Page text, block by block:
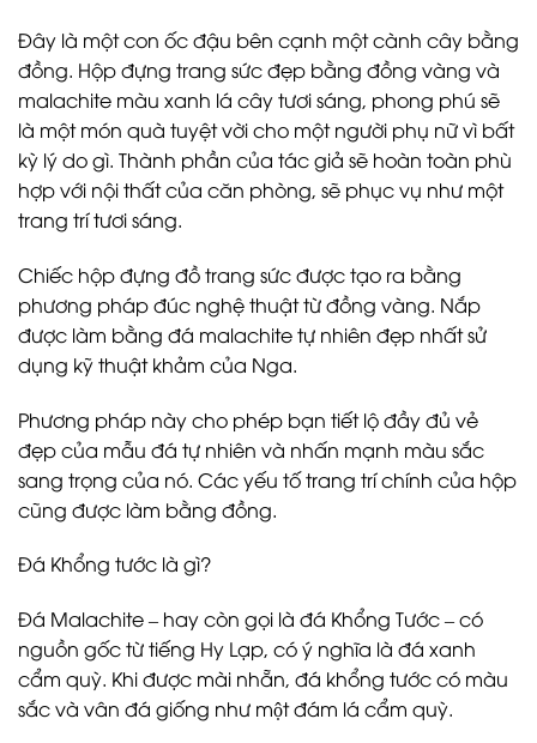
Đây là một con ốc đậu bên cạnh một cành cây bằng
đồng. Hộp đựng trang sức đẹp bằng đồng vàng và
malachite màu xanh lá cây tươi sáng, phong phú sẽ
là một món quà tuyệt vời cho một người phụ nữ vì bất
kỳ lý do gì. Thành phần của tác giả sẽ hoàn toàn phù
hợp với nội thất của căn phòng, sẽ phục vụ như một
trang trí tươi sáng.
Chiếc hộp đựng đồ trang sức được tạo ra bằng
phương pháp đúc nghệ thuật từ đồng vàng. Nắp
được làm bằng đá malachite tự nhiên đẹp nhất sử
dụng kỹ thuật khảm của Nga.
Phương pháp này cho phép bạn tiết lộ đầy đủ vẻ
đẹp của mẫu đá tự nhiên và nhấn mạnh màu sắc
sang trọng của nó. Các yếu tố trang trí chính của hộp
cũng được làm bằng đồng.
Đá Khổng tước là gì?
Đá Malachite – hay còn gọi là đá Khổng Tước – có
nguồn gốc từ tiếng Hy Lạp, có ý nghĩa là đá xanh
cẩm quỳ. Khi được mài nhẵn, đá khổng tước có màu
sắc và vân đá giống như một đám lá cẩm quỳ.